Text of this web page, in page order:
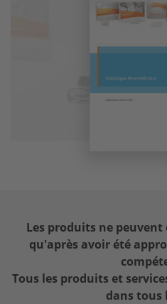
Les produits ne
qu'après avoir été
Tous les produits et
dans tous